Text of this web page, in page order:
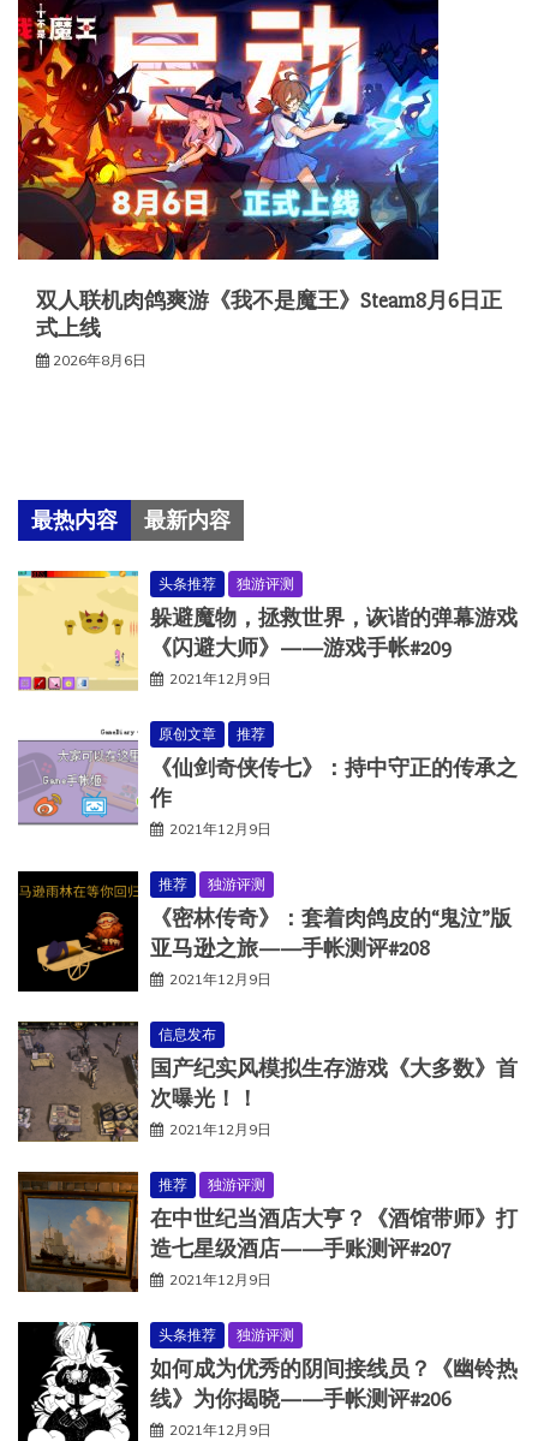
双人联机肉鸽爽游《我不是魔王》Steam8月6日正
式上线
2026年8月6日
最热内容 最新内容
头条推荐 独游评测
躲避魔物，拯救世界，诙谐的弹幕游戏
《闪避大师》——游戏手帐#209
2021年12月9日
原创文章 推荐
《仙剑奇侠传七》：持中守正的传承之
作
2021年12月9日
推荐 独游评测
《密林传奇》：套着肉鸽皮的“鬼泣”版
亚马逊之旅——手帐测评#208
2021年12月9日
信息发布
国产纪实风模拟生存游戏《大多数》首
次曝光！！
2021年12月9日
推荐 独游评测
在中世纪当酒店大亨？《酒馆带师》打
造七星级酒店——手账测评#207
2021年12月9日
头条推荐 独游评测
如何成为优秀的阴间接线员？《幽铃热
线》为你揭晓——手帐测评#206
2021年12月9日